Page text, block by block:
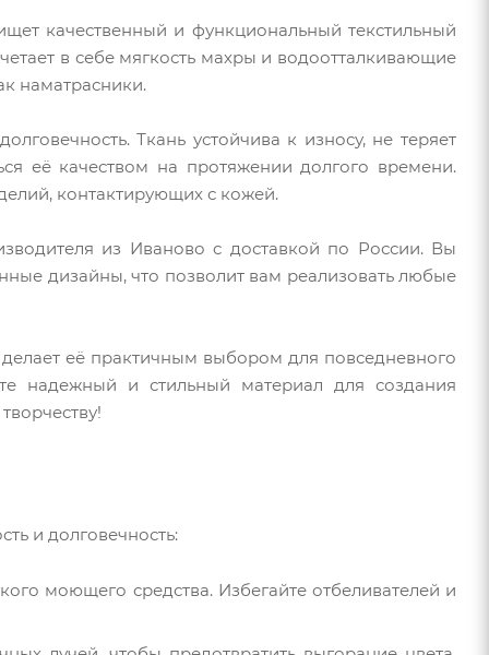
качественный и функциональный текстильный
в себе мягкость махры и водоотталкивающие
наматрасники.
Ткань устойчива к износу, не теряет
её качеством на протяжении долгого времени.
контактирующих с кожей.
из Иваново с доставкой по России. Вы
дизайны, что позволит вам реализовать любые
её практичным выбором для повседневного
надежный и стильный материал для создания
и долговечность:
моющего средства. Избегайте отбеливателей и